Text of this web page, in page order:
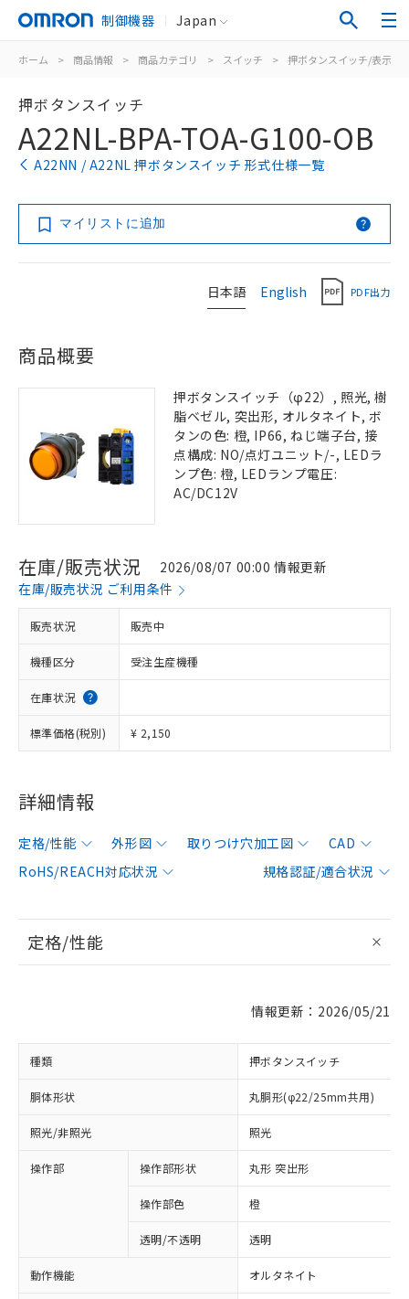
制御機器 Japan
ホーム > 商品情報 > 商品カテゴリ > スイッチ > 押ボタンスイッチ/表示灯
押ボタンスイッチ
A22NL-BPA-TOA-G100-OB
A22NN / A22NL 押ボタンスイッチ 形式仕様一覧
マイリストに追加
日本語 English PDF出力
商品概要
押ボタンスイッチ（φ22）, 照光, 樹
脂ベゼル, 突出形, オルタネイト, ボ
タンの色: 橙, IP66, ねじ端子台, 接
点構成: NO/点灯ユニット/-, LEDラ
ンプ色: 橙, LEDランプ電圧:
AC/DC12V
在庫/販売状況
2026/08/07 00:00 情報更新
在庫/販売状況 ご利用条件
販売状況 販売中
機種区分 受注生産機種
在庫状況
標準価格(税別) ¥ 2,150
詳細情報
定格/性能 外形図 取りつけ穴加工図
CAD
RoHS/REACH対応状況
規格認証/適合状況
定格/性能
情報更新：2026/05/21
種類 押ボタンスイッチ
胴体形状 丸胴形(φ22/25mm共用)
照光/非照光 照光
操作部 操作部形状 丸形 突出形
操作部色 橙
透明/不透明 透明
動作機能 オルタネイト